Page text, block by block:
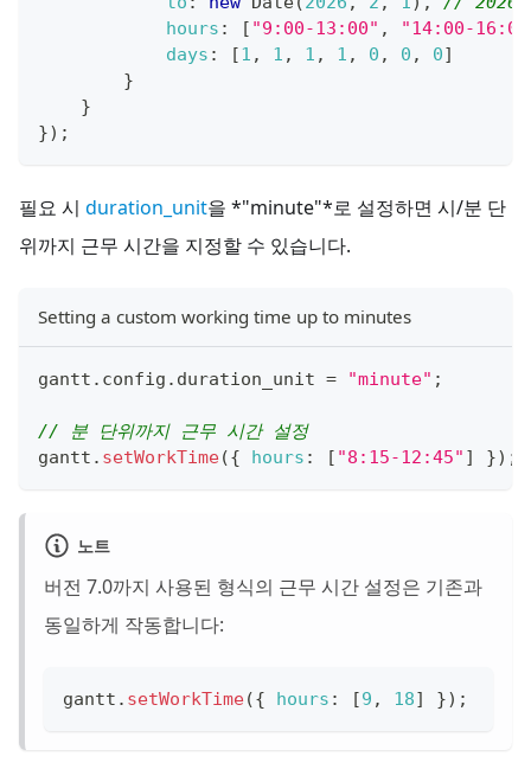
hours : [ "9:00-13:00" ,
"14:00-
days : [1 , 1 , 1 , 1 , 0 , 0 , 0]
}
}
}) ;
필요 시 duration_unit을 *"minute"*로 설정하면 시/분 단
위까지 근무 시간을 지정할 수 있습니다.
Setting a custom working time up to minutes
gantt . config . duration_unit = "minute" ;
// 분 단위까지 근무 시간 설정
gantt . setWorkTime({ hours : [ "8:15-12:45" ] }) ;
노트
버전 7.0까지 사용된 형식의 근무 시간 설정은 기존과
동일하게 작동합니다:
gantt . setWorkTime({ hours : [9 , 18] }) ;